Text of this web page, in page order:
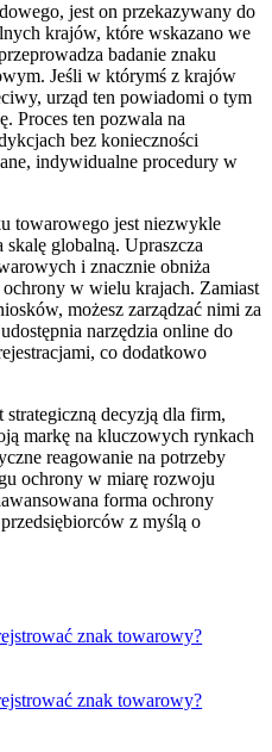
jest on przekazywany do
krajów, które wskazano we
badanie znaku
Jeśli w którymś z krajów
urząd ten powiadomi o tym
Proces ten pozwala na
bez konieczności
indywidualne procedury w
towarowego jest niezwykle
skalę globalną. Upraszcza
i znacznie obniża
w wielu krajach. Zamiast
możesz zarządzać nimi za
narzędzia online do
co dodatkowo
decyzją dla firm,
markę na kluczowych rynkach
reagowanie na potrzeby
ochrony w miarę rozwoju
forma ochrony
z myślą o
znak towarowy?
znak towarowy?